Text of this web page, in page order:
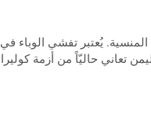
يُعتبر تفشي الوباء في
تعاني حاليّاً من أزمة كوليرا